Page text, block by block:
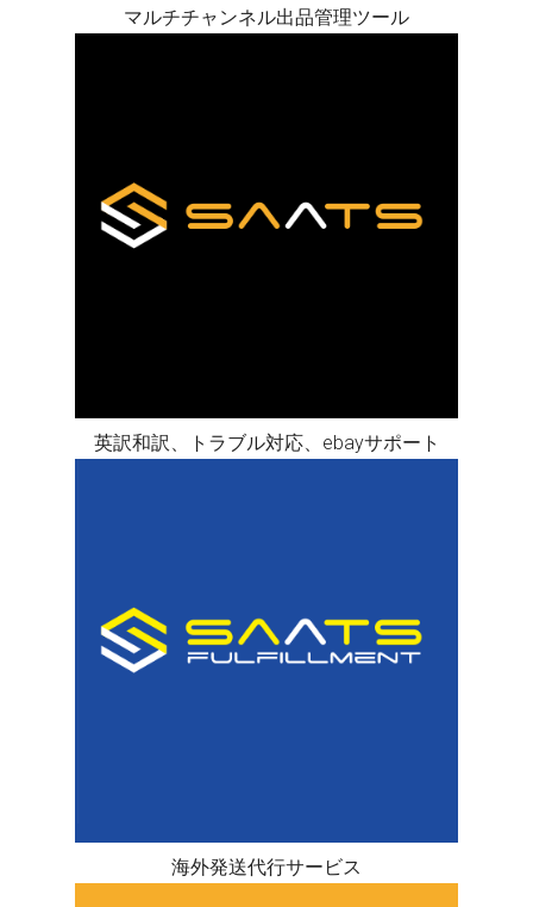
マルチチャンネル出品管理ツール
英訳和訳、トラブル対応、ebayサポート
海外発送代行サービス